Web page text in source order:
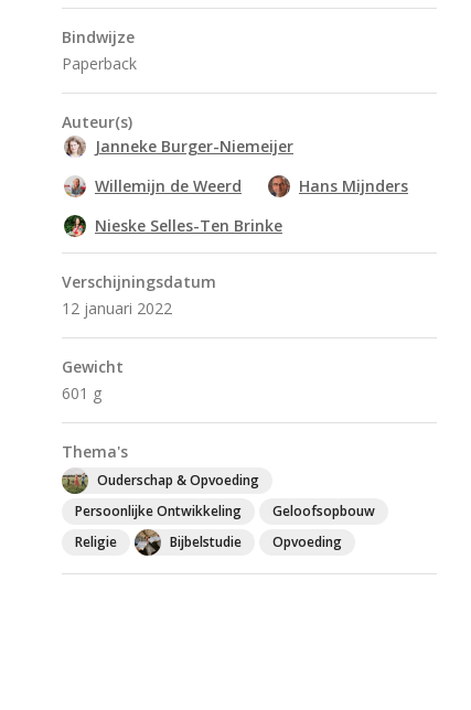
Bindwijze
Paperback
Auteur(s)
Janneke Burger-Niemeijer
Willemijn de Weerd
Hans Mijnders
Nieske Selles-Ten Brinke
Verschijningsdatum
12 januari 2022
Gewicht
601 g
Thema's
Ouderschap & Opvoeding
Persoonlijke Ontwikkeling
Geloofsopbouw
Religie
Bijbelstudie Opvoeding